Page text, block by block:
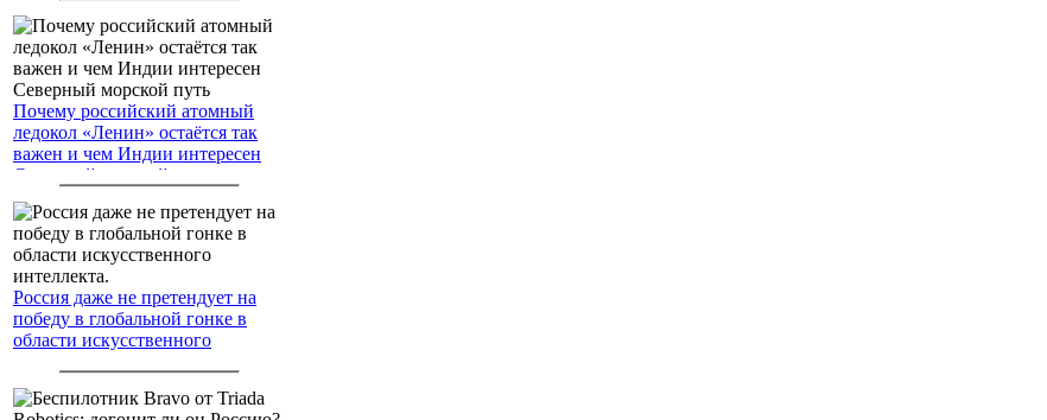
Почему российский атомный
ледокол «Ленин» остаётся так
важен и чем Индии интересен
Северный морской путь
Россия даже не претендует на
победу в глобальной гонке в
области искусственного